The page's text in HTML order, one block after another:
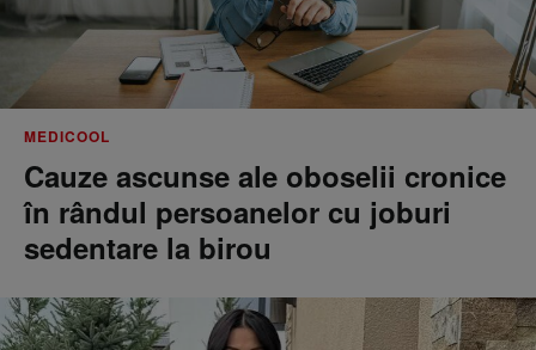
MEDICOOL
Cauze ascunse ale oboselii cronice
în rândul persoanelor cu joburi
sedentare la birou